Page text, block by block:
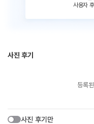
사용자
사진 후기
등록
사진 후기만